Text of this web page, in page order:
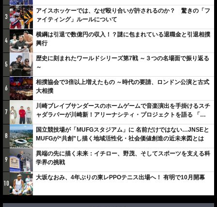
3
アイスホッケーでは、なぜ殴り合いが許されるのか？ 驚きの「フ
ァイティング」ルールについて
4
横綱は引退で数億円の収入！？謎に包まれている退職金と引退相撲
興行
5
歴史に刻まれたワールドシリーズ第7戦 ～３つの名場面で振り返る
～
6
相撲協会で3倍以上増えたもの ～時代の要請、ロンドン公演と古式
大相撲
7
川崎ブレイブサンダースのホームゲームで音楽演出を手掛けるスチ
ャダラパーが川崎新！アリーナシティ・プロジェクトを語る 「楽
しみでしかないでしょ。川崎は、ずっと成長曲線だから」
8
国立競技場が「MUFGスタジアム」に 名前だけではない…JNSEと
MUFGが“共創”し描く地域活性化・社会価値創造の近未来図とは
9
異端の先に描く未来：イチロー、野茂、そしてスポーツを支える科
学界の挑戦
10
大坂なおみ、4年ぶりの東レPPOテニス出場へ！ 有明で10月開幕